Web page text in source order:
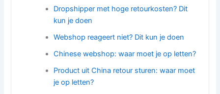
Dropshipper met hoge retourkosten? Dit
kun je doen
Webshop reageert niet? Dit kun je doen
Chinese webshop: waar moet je op letten?
Product uit China retour sturen: waar moet
je op letten?